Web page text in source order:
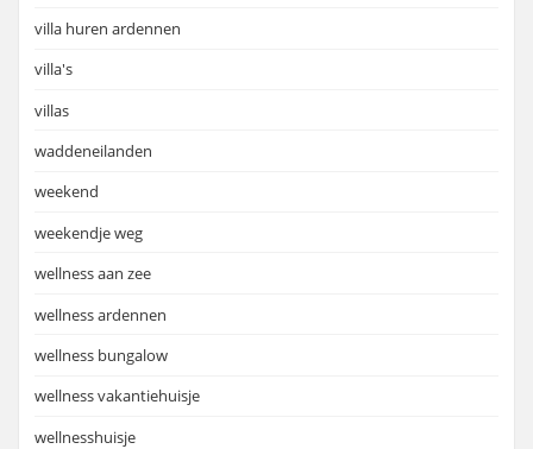
villa huren ardennen
villa's
villas
waddeneilanden
weekend
weekendje weg
wellness aan zee
wellness ardennen
wellness bungalow
wellness vakantiehuisje
wellnesshuisje